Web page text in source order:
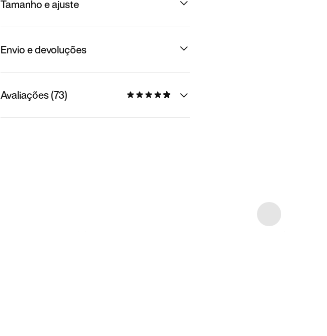
Tamanho e ajuste
Envio e devoluções
Avaliações (73)